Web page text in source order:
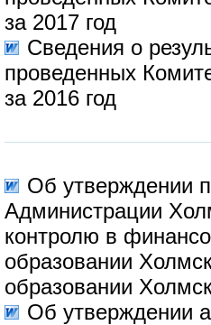
за 2017 год
Сведения о
проведенных
за 2016 год
Об утверждении
Администрации
контролю в
образовании
образовании
Об утверждении